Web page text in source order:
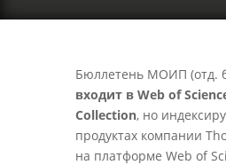
Бюллетень МОИП (отд.
входит в Web of
Collection, но
продуктах компании
на платформе Web of